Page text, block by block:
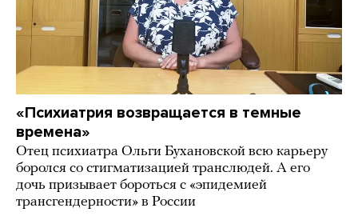
«Психиатрия возвращается в темные
времена»
Отец психиатра Ольги Бухановской всю карьеру
боролся со стигматизацией транслюдей. А его
дочь призывает бороться с «эпидемией
трансгендерности» в России